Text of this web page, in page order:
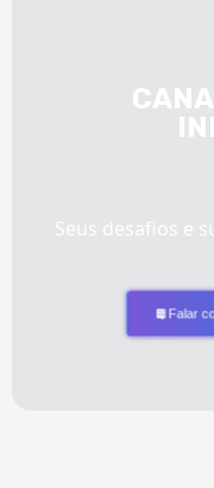
Seus desafios e
Falar